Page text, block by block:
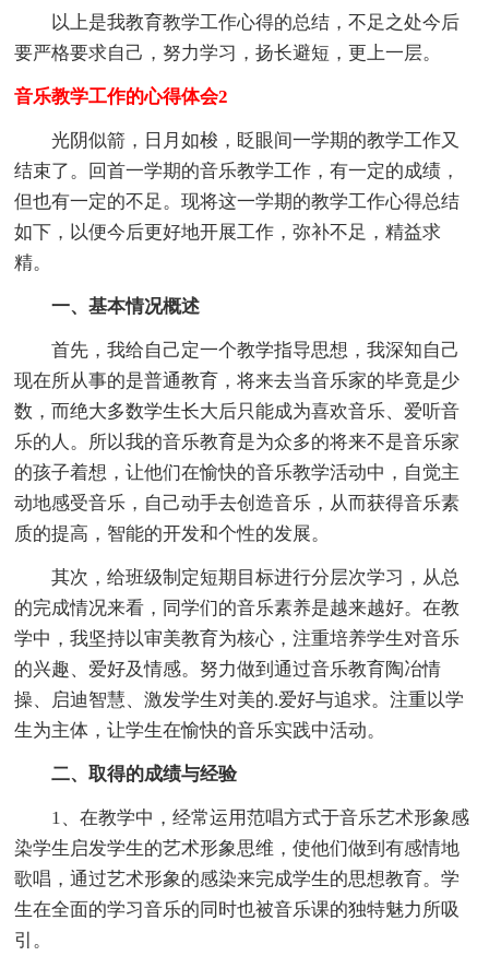
以上是我教育教学工作心得的总结，不足之处今后
要严格要求自己，努力学习，扬长避短，更上一层。
音乐教学工作的心得体会2
光阴似箭，日月如梭，眨眼间一学期的教学工作又
结束了。回首一学期的音乐教学工作，有一定的成绩，
但也有一定的不足。现将这一学期的教学工作心得总结
如下，以便今后更好地开展工作，弥补不足，精益求
精。
一、基本情况概述
首先，我给自己定一个教学指导思想，我深知自己
现在所从事的是普通教育，将来去当音乐家的毕竟是少
数，而绝大多数学生长大后只能成为喜欢音乐、爱听音
乐的人。所以我的音乐教育是为众多的将来不是音乐家
的孩子着想，让他们在愉快的音乐教学活动中，自觉主
动地感受音乐，自己动手去创造音乐，从而获得音乐素
质的提高，智能的开发和个性的发展。
其次，给班级制定短期目标进行分层次学习，从总
的完成情况来看，同学们的音乐素养是越来越好。在教
学中，我坚持以审美教育为核心，注重培养学生对音乐
的兴趣、爱好及情感。努力做到通过音乐教育陶冶情
操、启迪智慧、激发学生对美的.爱好与追求。注重以学
生为主体，让学生在愉快的音乐实践中活动。
二、取得的成绩与经验
1、在教学中，经常运用范唱方式于音乐艺术形象感
染学生启发学生的艺术形象思维，使他们做到有感情地
歌唱，通过艺术形象的感染来完成学生的思想教育。学
生在全面的学习音乐的同时也被音乐课的独特魅力所吸
引。